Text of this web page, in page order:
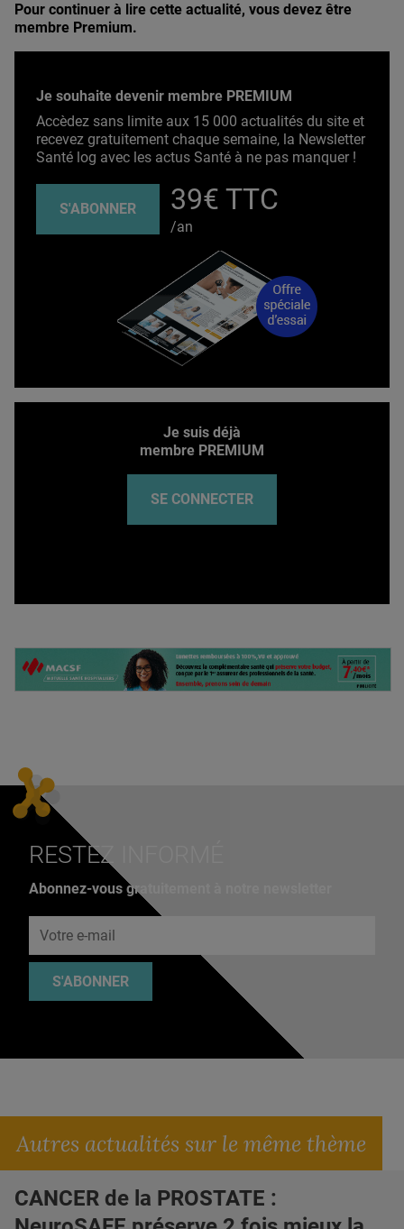
Pour continuer à lire cette actualité, vous devez être
membre Premium.
Je souhaite devenir membre PREMIUM
Accèdez sans limite aux 15 000 actualités du site et
recevez gratuitement chaque semaine, la Newsletter
Santé log avec les actus Santé à ne pas manquer !
S'ABONNER 39€ TTC
/an
Je suis déjà
membre PREMIUM
SE CONNECTER
RESTEZ INFORMÉ
Abonnez-vous gratuitement à notre newsletter
S'ABONNER
Autres actualités sur le même thème
CANCER de la PROSTATE :